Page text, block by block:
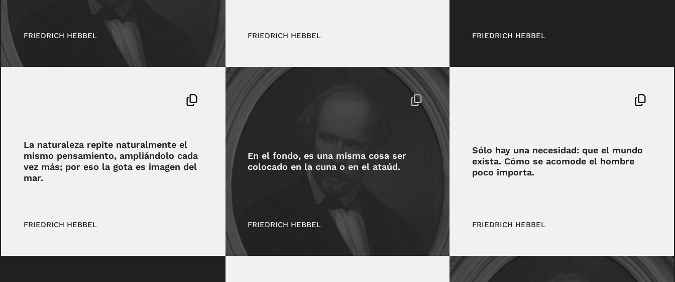
FRIEDRICH HEBBEL FRIEDRICH HEBBEL FRIEDRICH HEBBEL
La naturaleza repite naturalmente el
mismo pensamiento, ampliándolo cada
vez más; por eso la gota es imagen del
mar.
FRIEDRICH HEBBEL
En el fondo, es una misma cosa ser
colocado en la cuna o en el ataúd.
FRIEDRICH HEBBEL
Sólo hay una necesidad: que el mundo
exista. Cómo se acomode el hombre
poco importa.
FRIEDRICH HEBBEL